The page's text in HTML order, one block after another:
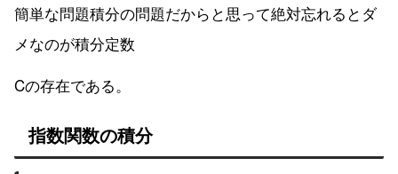
簡単な問題積分の問題だからと思って絶対忘れるとダ
メなのが積分定数
Cの存在である。
指数関数の積分